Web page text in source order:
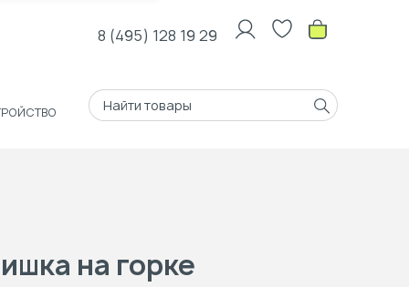
8 (495) 128 19 29
на горке